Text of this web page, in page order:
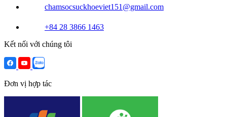
chamsocsuckhoeviet151@gmail.com
+84 28 3866 1463
Kết nối với chúng tôi
Đơn vị hợp tác